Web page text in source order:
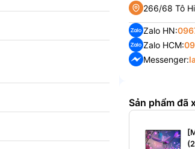
266/68 Tô
Zalo HN:
Zalo HCM:
Messenger:
Sản phẩm đã